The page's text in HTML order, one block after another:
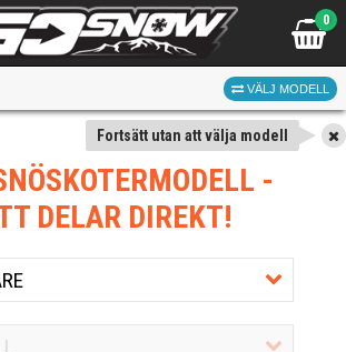
0
VÄLJ MODELL
Fortsätt utan att välja modell
-
DELAR DIREKT!